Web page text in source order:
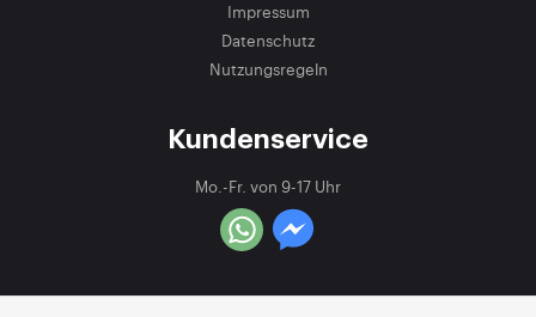
Impressum
Datenschutz
Nutzungsregeln
Kundenservice
Mo.-Fr. von 9-17 Uhr